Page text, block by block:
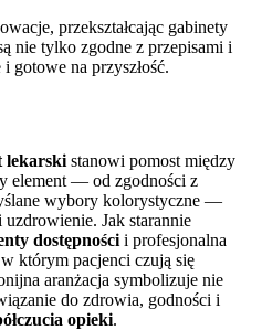
przekształcając gabinety
nie tylko zgodne z przepisami i
gotowe na przyszłość.
lekarski stanowi pomost między
element — od zgodności z
wybory kolorystyczne —
uzdrowienie. Jak starannie
dostępności i profesjonalna
którym pacjenci czują się
aranżacja symbolizuje nie
do zdrowia, godności i
opieki.